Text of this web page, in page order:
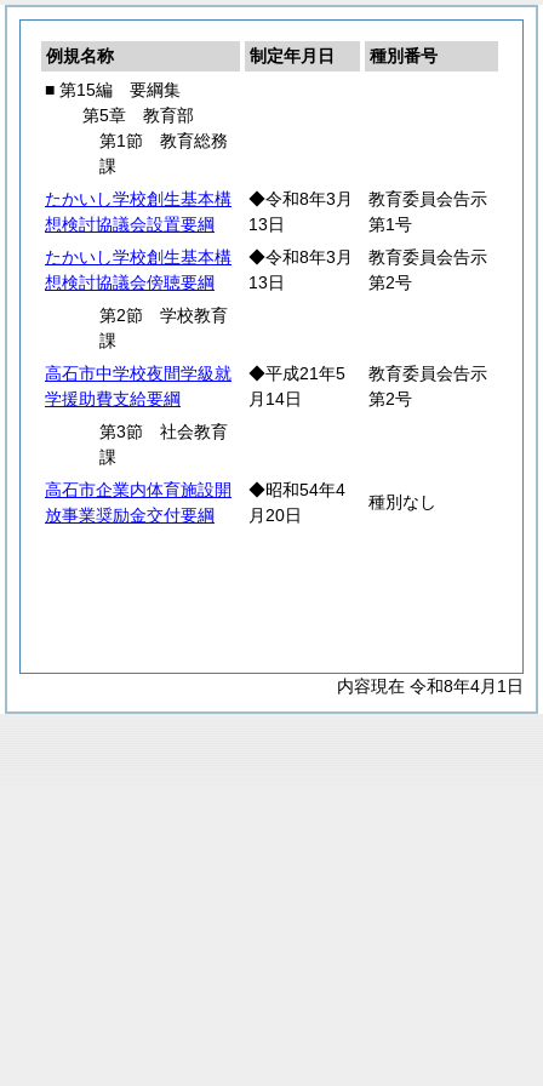
例規名称 制定年月日
種別番号
■ 第15編 要綱集
第5章 教育部
第1節 教育総務
課
たかいし学校創生基本構
想検討協議会設置要綱
◆令和8年3月
13日
教育委員会告示
第1号
たかいし学校創生基本構
想検討協議会傍聴要綱
◆令和8年3月
13日
教育委員会告示
第2号
第2節 学校教育
課
高石市中学校夜間学級就
学援助費支給要綱
◆平成21年5
月14日
教育委員会告示
第2号
第3節 社会教育
課
高石市企業内体育施設開
放事業奨励金交付要綱
◆昭和54年4
月20日
種別なし
内容現在 令和8年4月1日